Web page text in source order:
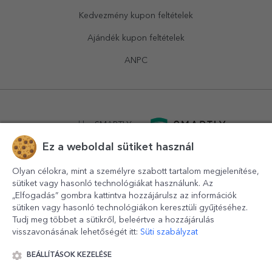
Kedvezmény kupon feltételek
Ajándék kupon feltételek
ANPC
powered bySMARTLY.ro
© 2016-2026 StarGift
Ez a weboldal sütiket használ
Olyan célokra, mint a személyre szabott tartalom megjelenítése,
sütiket vagy hasonló technológiákat használunk. Az
„Elfogadás” gombra kattintva hozzájárulsz az információk
sütiken vagy hasonló technológiákon keresztüli gyűjtéséhez.
Tudj meg többet a sütikről, beleértve a hozzájárulás
visszavonásának lehetőségét itt: Süti szabályzat
BEÁLLÍTÁSOK KEZELÉSE